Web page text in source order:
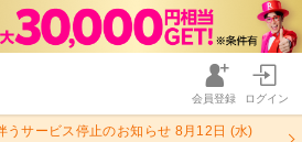
会員登録 ログイン
うサービス停止のお知らせ 8月12日 (水)